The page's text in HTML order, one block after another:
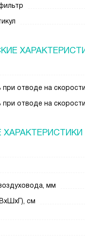
отводе на скорости
отводе на скорости
ХАРАКТЕРИСТИКИ
мм
см